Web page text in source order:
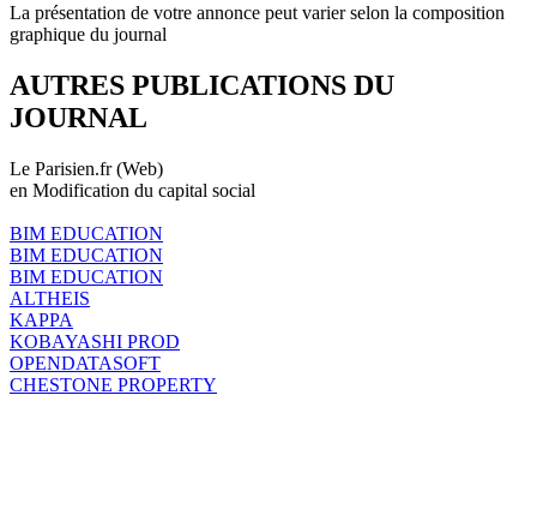
La présentation de votre annonce peut varier selon la composition
graphique du journal
AUTRES PUBLICATIONS DU
JOURNAL
Le Parisien.fr (Web)
en Modification du capital social
BIM EDUCATION
BIM EDUCATION
BIM EDUCATION
ALTHEIS
KAPPA
KOBAYASHI PROD
OPENDATASOFT
CHESTONE PROPERTY